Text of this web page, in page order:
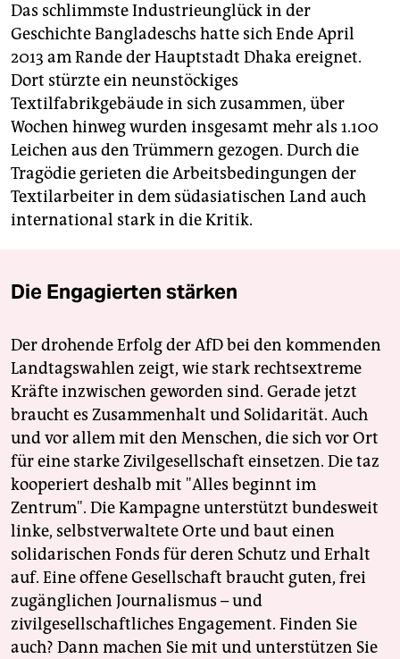
Das schlimmste Industrieunglück in der
Geschichte Bangladeschs hatte sich Ende April
2013 am Rande der Hauptstadt Dhaka ereignet.
Dort stürzte ein neunstöckiges
Textilfabrikgebäude in sich zusammen, über
Wochen hinweg wurden insgesamt mehr als 1.100
Leichen aus den Trümmern gezogen. Durch die
Tragödie gerieten die Arbeitsbedingungen der
Textilarbeiter in dem südasiatischen Land auch
international stark in die Kritik.
Die Engagierten stärken
Der drohende Erfolg der AfD bei den kommenden
Landtagswahlen zeigt, wie stark rechtsextreme
Kräfte inzwischen geworden sind. Gerade jetzt
braucht es Zusammenhalt und Solidarität. Auch
und vor allem mit den Menschen, die sich vor Ort
für eine starke Zivilgesellschaft einsetzen. Die taz
kooperiert deshalb mit "Alles beginnt im
Zentrum". Die Kampagne unterstützt bundesweit
linke, selbstverwaltete Orte und baut einen
solidarischen Fonds für deren Schutz und Erhalt
auf. Eine offene Gesellschaft braucht guten, frei
zugänglichen Journalismus – und
zivilgesellschaftliches Engagement. Finden Sie
auch? Dann machen Sie mit und unterstützen Sie